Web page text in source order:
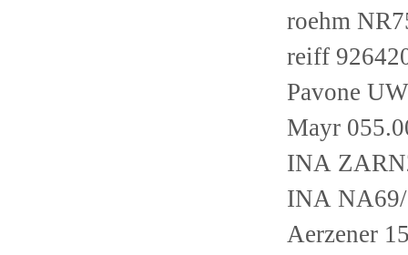
roehm
reiff
Pavone
Mayr
INA
INA
Aerzener